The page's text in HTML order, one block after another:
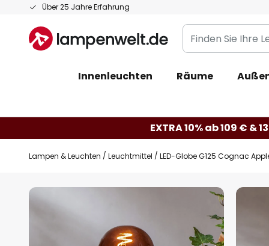
Über 25 Jahre Erfahrung
Zum
springen
Finden
Sie
Leuchte...
Innenleuchten Räume
EXTRA 10% ab 109 € &
Lampen & Leuchten Leuchtmittel LED-Globe G125 Cognac
Zum
Ende